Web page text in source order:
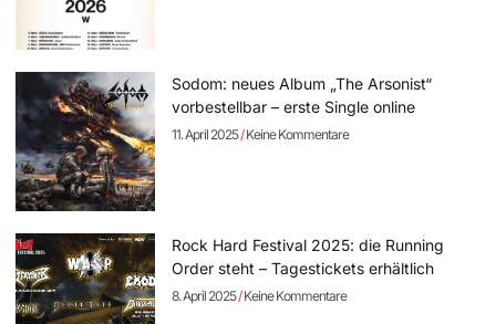
Sodom: neues Album „The Arsonist“
vorbestellbar – erste Single online
11. April 2025 Keine Kommentare
Rock Hard Festival 2025: die Running
Order steht – Tagestickets erhältlich
8. April 2025 Keine Kommentare